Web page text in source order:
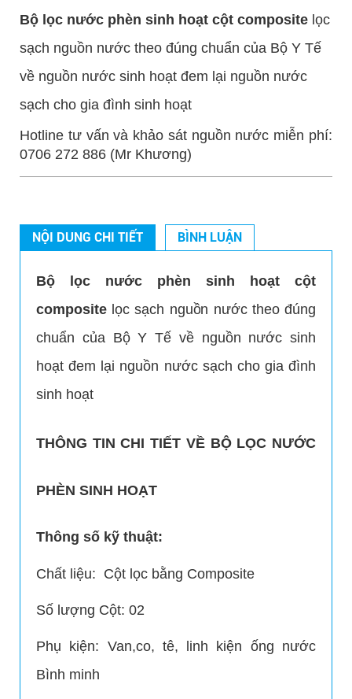
Bộ lọc nước phèn sinh hoạt cột composite lọc
sạch nguồn nước theo đúng chuẩn của Bộ Y Tế
về nguồn nước sinh hoạt đem lại nguồn nước
sạch cho gia đình sinh hoạt
Hotline tư vấn và khảo sát nguồn nước miễn phí:
0706 272 886 (Mr Khương)
NỘI DUNG CHI TIẾT BÌNH LUẬN
Bộ lọc nước phèn sinh hoạt cột
composite lọc sạch nguồn nướctheo đúng
chuẩn của Bộ Y Tế về nguồn nước sinh
hoạt đem lại nguồn nước sạch cho gia đình
sinh hoạt
THÔNG TIN CHI TIẾT VỀ BỘ LỌC NƯỚC
PHÈN SINH HOẠT
Thông số kỹ thuật:
Chất liệu: Cột lọc bằng Composite
Số lượng Cột: 02
Phụ kiện: Van,co, tê, linh kiện ống nước
Bình minh